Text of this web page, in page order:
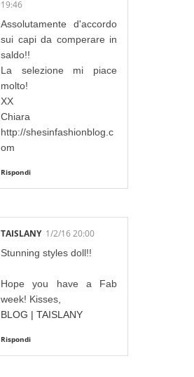
19:46
Assolutamente d'accordo
sui capi da comperare in
saldo!!
La selezione mi piace
molto!
XX
Chiara
http://shesinfashionblog.c
om
Rispondi
TAISLANY 1/2/16 20:00
Stunning styles doll!!
Hope you have a Fab
week! Kisses,
BLOG | TAISLANY
Rispondi